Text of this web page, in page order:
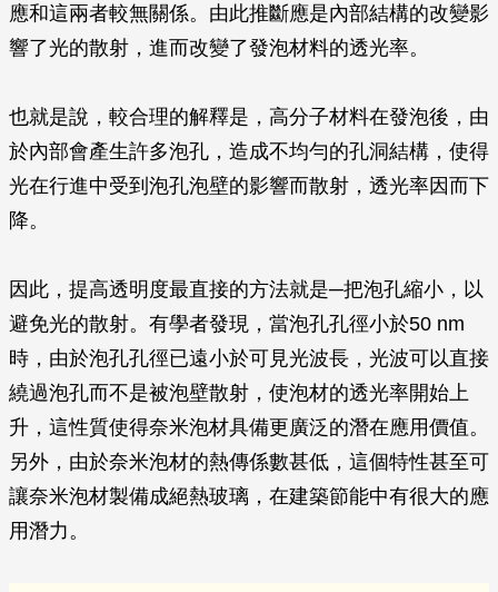
應和這兩者較無關係。由此推斷應是內部結構的改變影
響了光的散射，進而改變了發泡材料的透光率。
也就是說，較合理的解釋是，高分子材料在發泡後，由
於內部會產生許多泡孔，造成不均勻的孔洞結構，使得
光在行進中受到泡孔泡壁的影響而散射，透光率因而下
降。
因此，提高透明度最直接的方法就是─把泡孔縮小，以
避免光的散射。有學者發現，當泡孔孔徑小於50 nm
時，由於泡孔孔徑已遠小於可見光波長，光波可以直接
繞過泡孔而不是被泡壁散射，使泡材的透光率開始上
升，這性質使得奈米泡材具備更廣泛的潛在應用價值。
另外，由於奈米泡材的熱傳係數甚低，這個特性甚至可
讓奈米泡材製備成絕熱玻璃，在建築節能中有很大的應
用潛力。